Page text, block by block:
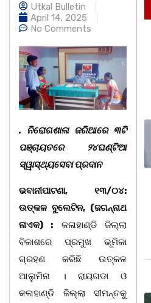
Utkal Bulletin
April 14, 2025
No Comments
. ନିରୋଗଶାଳା ଜରିଆରେ ୩ଟି
ପଞ୍ଚାୟତରେ ୨୪ଘଣ୍ଟିଆ
ସ୍ୱାସ୍ଥ୍ୟସେବା ପ୍ରଦାନ
ଭବାନୀପାଟଣା, ୧୩/୦୪:
ଉତ୍କଳ ବୁଲେଟିନ, (ଜଗନ୍ନାଥ
ନାଏକ) : କଳାହାଣ୍ଡି ଜିଲ୍ଲା
ବିକାଶରେ ପ୍ରମୁଖ ଭୂମିକା
ଗ୍ରହଣ କରିଛି ଉତ୍କଳ
ଆଲୁମିନା । ରାୟଗଡା ଓ
କଳାହାଣ୍ଡି ଜିଲ୍ଲା ସୀମନ୍ତକୁ